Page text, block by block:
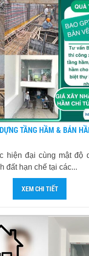
TẦNG HẦM & BÁN
hiện đại cùng mật độ
đất hạn chế tại các...
XEM CHI TIẾT